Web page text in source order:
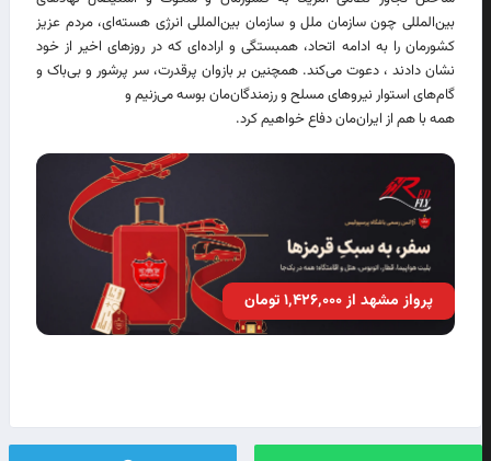
بین‌المللی چون سازمان ملل و سازمان بین‌المللی انرژی هسته‌ای، مردم عزیز
کشورمان را به ادامه اتحاد، همبستگی و اراده‌ای که در روزهای اخیر از خود
نشان دادند ، دعوت می‌کند. همچنین بر بازوان پرقدرت، سر پرشور و بی‌باک و
گام‌های استوار نیروهای مسلح و رزمندگان‌مان بوسه می‌زنیم و
همه با هم از ایران‌مان دفاع خواهیم کرد.
پرواز مشهد از ۱٬۴۲۶٬۰۰۰ تومان